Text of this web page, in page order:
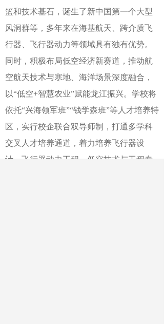
篮和技术基石，诞生了新中国第一个大型
风洞群等，多年来在海基航天、跨介质飞
行器、飞行器动力等领域具有独有优势。
同时，积极布局低空经济新赛道，推动航
空航天技术与寒地、海洋场景深度融合，
以“低空+智慧农业”赋能龙江振兴。学校将
依托“兴海领军班”“钱学森班”等人才培养特
区，实行校企联合双导师制，打通多学科
交叉人才培养通道，着力培养飞行器设
计、飞行器动力工程、低空技术与工程专